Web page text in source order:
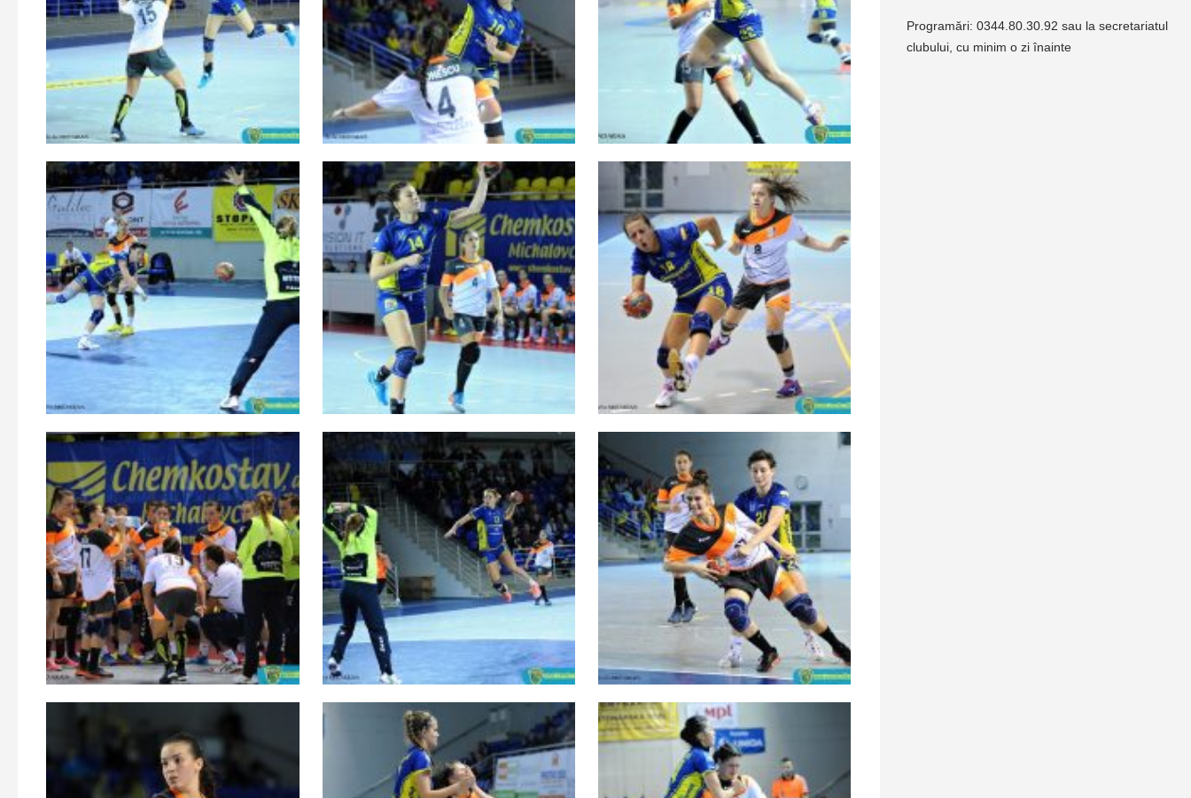
Programări: 0344.80.30.92 sau la secretariatul
clubului, cu minim o zi înainte